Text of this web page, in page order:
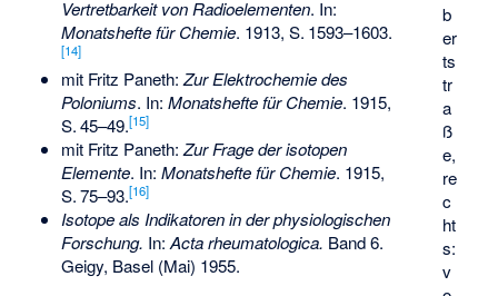
b
er
ts
tr
a
ß
e,
re
c
ht
s:
v
Vertretbarkeit von Radioelementen. In:
Monatshefte für Chemie. 1913, S. 1593–1603.
[14]
mit Fritz Paneth: Zur Elektrochemie des
Poloniums. In: Monatshefte für Chemie. 1915,
S.45–49.[15]
mit Fritz Paneth: Zur Frage der isotopen
Elemente. In: Monatshefte für Chemie. 1915,
S.75–93.[16]
Isotope als Indikatoren in der physiologischen
Forschung. In: Acta rheumatologica. Band 6.
Geigy, Basel (Mai) 1955.